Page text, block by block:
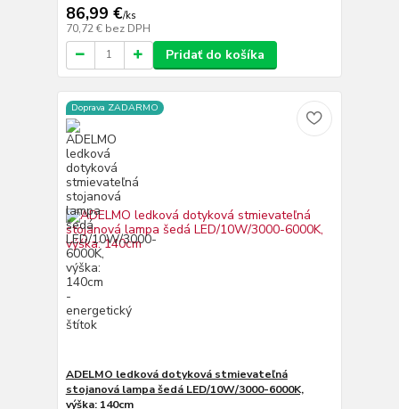
86,99 €/ks
70,72 € bez DPH
Pridať do košíka
Doprava ZADARMO
ADELMO ledková dotyková stmievateľná
stojanová lampa šedá LED/10W/3000-6000K,
výška: 140cm